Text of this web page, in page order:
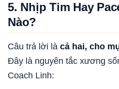
5. Nhịp Tim Hay
Nào?
Câu trả lời là cả hai, cho
Đây là nguyên tắc xương
Coach Linh: